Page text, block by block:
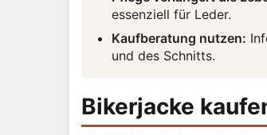
essenziell für Leder.
Kaufberatung nutzen:
und des Schnitts.
Bikerjacke